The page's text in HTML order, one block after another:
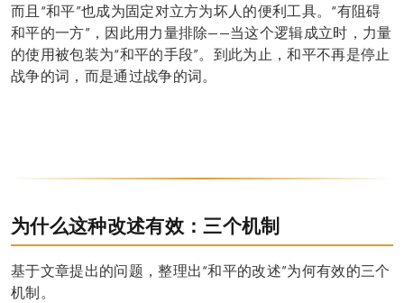
而且“和平”也成为固定对立方为坏人的便利工具。“有阻碍
和平的一方”，因此用力量排除——当这个逻辑成立时，力量
的使用被包装为“和平的手段”。到此为止，和平不再是停止
战争的词，而是通过战争的词。
为什么这种改述有效：三个机制
基于文章提出的问题，整理出“和平的改述”为何有效的三个
机制。